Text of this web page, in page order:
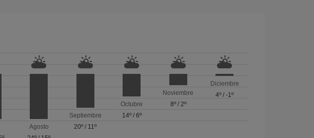
Agosto
Septiembre
20º / 11º
Octubre
14º/ 6º
Noviembre
8º/ 2º
Diciembre
4º /-1º